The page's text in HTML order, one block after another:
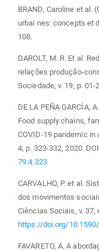
BRAND, Caroline et al.
urbai nes: concepts et
108.
DAROLT, M. R. Et al.
relações produção-
Sociedade, v. 19, p. 01-
DE LA PEÑA GARCÍA,
Food supply chains,
COVID-19 pandemic in
4, p. 323-332, 2020.
79.4.323
CARVALHO, P. et al.
dos movimentos
Ciências Sociais, v. 37,
https://doi.org/
FAVARETO, A. A